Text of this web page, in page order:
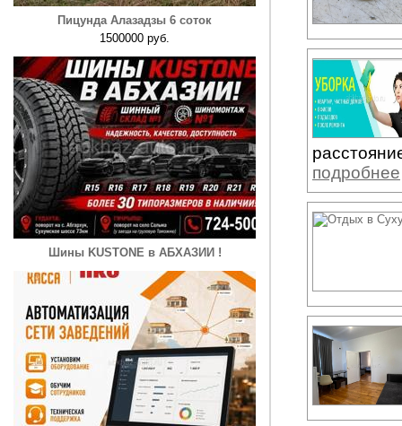
Пицунда Алазадзы 6 соток
1500000 руб.
Шины KUSTONE в АБХАЗИИ !
подробнее